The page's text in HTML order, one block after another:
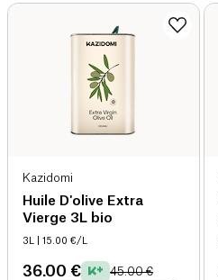
Kazidomi
Huile D'olive Extra
Vierge 3L bio
3L | 15.00 €/L
36.00 € 45.00 €